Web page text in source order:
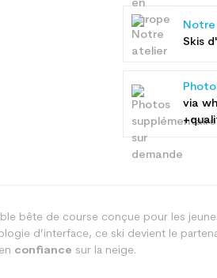
Skis
via
bête de course conçue pour les
d’interface, ce ski devient le
confiance sur la neige.